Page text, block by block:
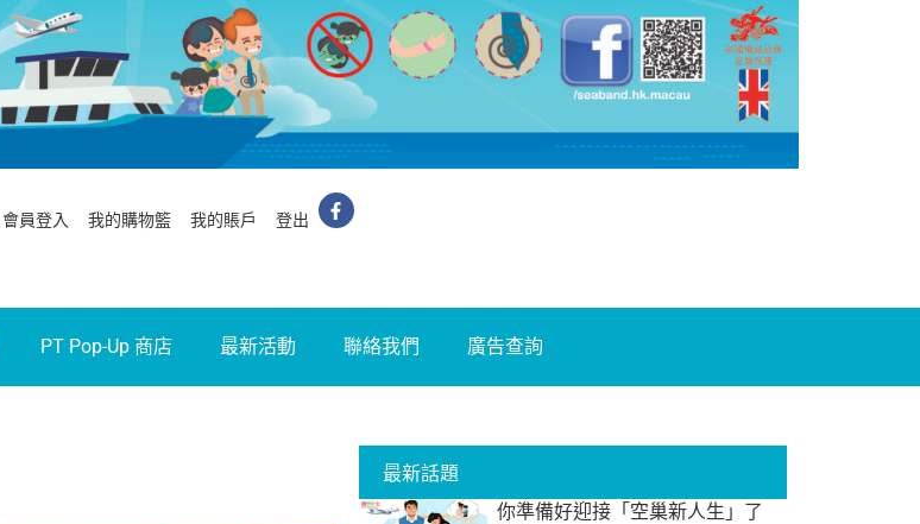
會員登入 我的購物籃 我的賬戶 登出
PT Pop-Up 商店 最新活動 聯絡我們 廣告查詢
最新話題
你準備好迎接「空巢新人生」了